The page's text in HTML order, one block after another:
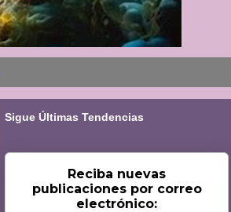
Sigue Últimas Tendencias
Reciba nuevas
publicaciones por correo
electrónico: